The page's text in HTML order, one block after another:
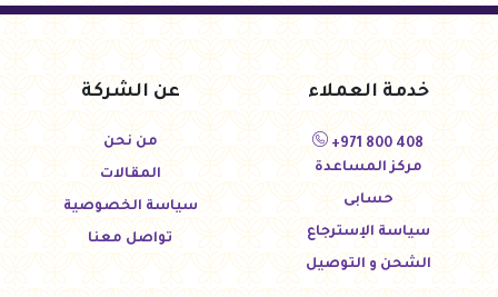
خدمة العملاء
+971 800 408
مركز المساعدة
حسابى
سياسة الإسترجاع
الشحن و التوصيل
عن الشركة
من نحن
المقالات
سياسة الخصوصية
تواصل معنا